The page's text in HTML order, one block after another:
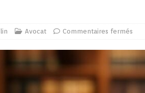
Avocat Commentaires fermés